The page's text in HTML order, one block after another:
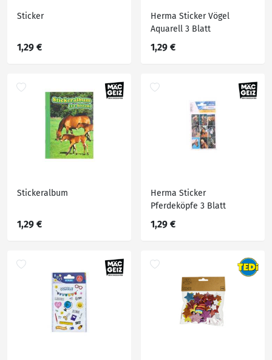
Sticker
1,29 €
Herma Sticker Vögel
Aquarell 3 Blatt
1,29 €
Stickeralbum
1,29 €
Herma Sticker
Pferdeköpfe 3 Blatt
1,29 €